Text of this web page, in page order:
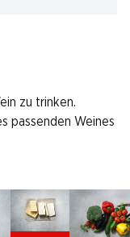
zu trinken.
passenden Weines